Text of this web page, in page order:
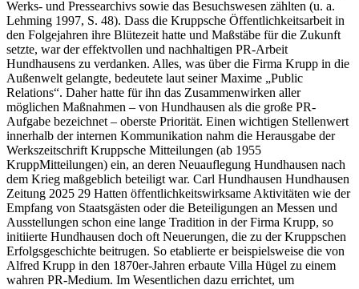
Werks- und Pressearchivs sowie das Besuchswesen zählten (u. a.
Lehming 1997, S. 48). Dass die Kruppsche Öffentlichkeitsarbeit in
den Folgejahren ihre Blütezeit hatte und Maßstäbe für die Zukunft
setzte, war der effektvollen und nachhaltigen PR-Arbeit
Hundhausens zu verdanken. Alles, was über die Firma Krupp in die
Außenwelt gelangte, bedeutete laut seiner Maxime „Public
Relations“. Daher hatte für ihn das Zusammenwirken aller
möglichen Maßnahmen – von Hundhausen als die große PR-
Aufgabe bezeichnet – oberste Priorität. Einen wichtigen Stellenwert
innerhalb der internen Kommunikation nahm die Herausgabe der
Werkszeitschrift Kruppsche Mitteilungen (ab 1955
KruppMitteilungen) ein, an deren Neuauflegung Hundhausen nach
dem Krieg maßgeblich beteiligt war. Carl Hundhausen Hundhausen
Zeitung 2025 29 Hatten öffentlichkeitswirksame Aktivitäten wie der
Empfang von Staatsgästen oder die Beteiligungen an Messen und
Ausstellungen schon eine lange Tradition in der Firma Krupp, so
initiierte Hundhausen doch oft Neuerungen, die zu der Kruppschen
Erfolgsgeschichte beitrugen. So etablierte er beispielsweise die von
Alfred Krupp in den 1870er-Jahren erbaute Villa Hügel zu einem
wahren PR-Medium. Im Wesentlichen dazu errichtet, um